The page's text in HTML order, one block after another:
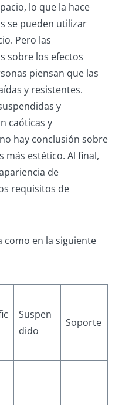
lo que la hace
se pueden utilizar
Pero las
sobre los efectos
piensan que las
y resistentes.
y
caóticas y
hay conclusión sobre
más estético. Al final,
de
requisitos de
como en la siguiente
Suspen
dido
Soporte